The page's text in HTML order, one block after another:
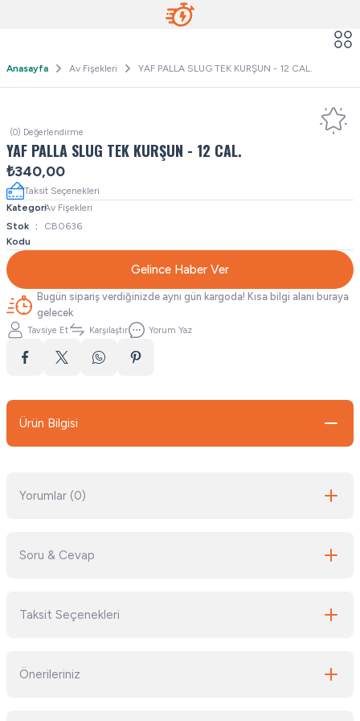
Anasayfa Av Fişekleri YAF PALLA SLUG TEK KURŞUN - 12 CAL.
(0) Değerlendirme
YAF PALLA SLUG TEK KURŞUN - 12 CAL.
₺340,00
Taksit Seçenekleri
KategoriAv Fişekleri
Stok
Kodu
CB0636
Gelince Haber Ver
Bugün sipariş verdiğinizde aynı gün kargoda! Kısa bilgi alanı buraya
gelecek
Tavsiye Et Karşılaştır Yorum Yaz
Ürün Bilgisi
Yorumlar (0)
Soru & Cevap
Taksit Seçenekleri
Önerileriniz